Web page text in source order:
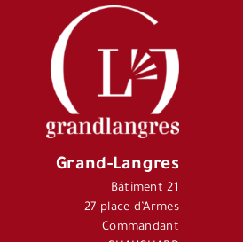
Grand-Langres
Bâtiment 21
27 place d’Armes
Commandant